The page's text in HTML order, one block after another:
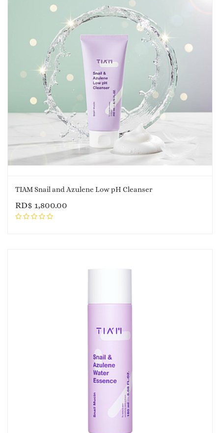
TIAM Snail and Azulene Low pH Cleanser
RD$ 1,800.00